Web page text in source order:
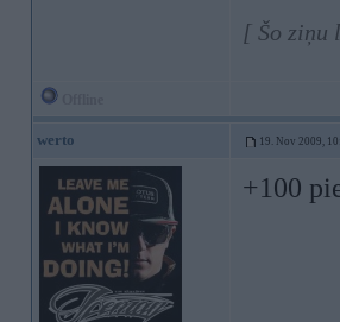
[ Šo ziņu
werto 19. Nov 2009,
+100